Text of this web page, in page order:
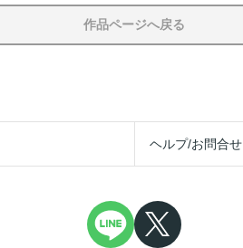
作品ページへ戻る
ヘルプ/お問合せ